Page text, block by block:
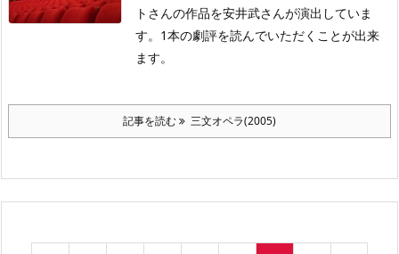
トさんの作品を安井武さんが演出していま
す。1本の劇評を読んでいただくことが出来
ます。
記事を読む 三文オペラ(2005)